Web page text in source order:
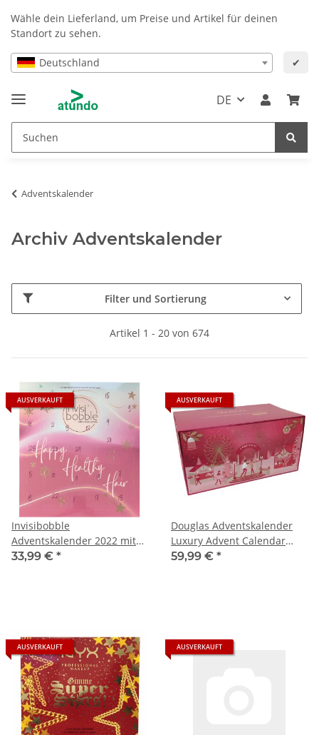
Wähle dein Lieferland, um Preise und Artikel für deinen
Standort zu sehen.
Deutschland ✔
DE
Adventskalender
Archiv Adventskalender
Filter und Sortierung
Artikel 1 - 20 von 674
AUSVERKAUFT
Invisibobble
Adventskalender 2022 mit
24 Haar-Fashion-
33,99 € *
AUSVERKAUFT
Douglas Adventskalender
Luxury Advent Calendar
Beauty (1St)
59,99 € *
AUSVERKAUFT AUSVERKAUFT